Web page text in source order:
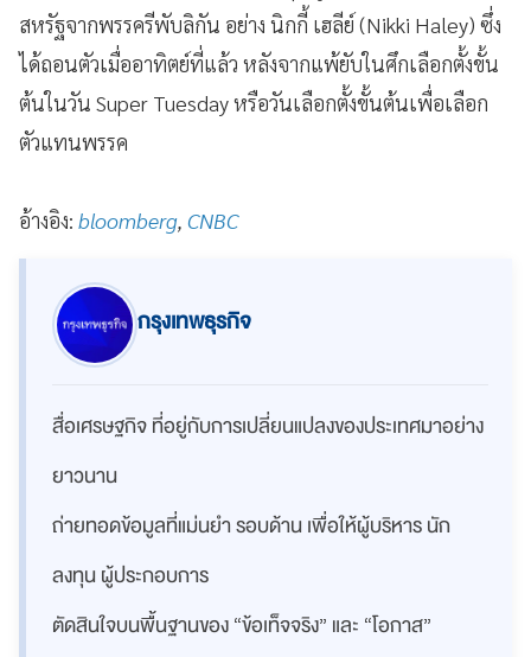
สหรัฐจากพรรครีพับลิกัน อย่าง นิกกี้ เฮลีย์ (Nikki Haley) ซึ่ง
ได้ถอนตัวเมื่ออาทิตย์ที่แล้ว หลังจากแพ้ยับในศึกเลือกตั้งขั้น
ต้นในวัน Super Tuesday หรือวันเลือกตั้งขั้นต้นเพื่อเลือก
ตัวแทนพรรค
อ้างอิง: bloomberg, CNBC
กรุงเทพธุรกิจ
สื่อเศรษฐกิจ ที่อยู่กับการเปลี่ยนแปลงของประเทศมาอย่าง
ยาวนาน
ถ่ายทอดข้อมูลที่แม่นยำ รอบด้าน เพื่อให้ผู้บริหาร นัก
ลงทุน ผู้ประกอบการ
ตัดสินใจบนพื้นฐานของ “ข้อเท็จจริง” และ “โอกาส”